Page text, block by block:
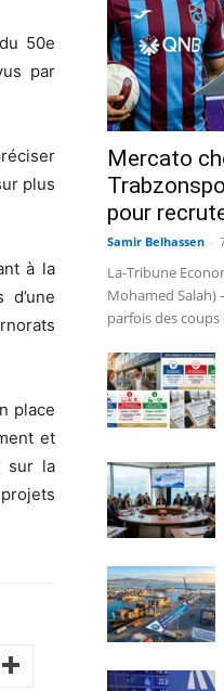
50e
par
plus
à la
place
et
sur la
Mercato
pour
Samir Belhassen -
La-Tribune
Mohamed
parfois des